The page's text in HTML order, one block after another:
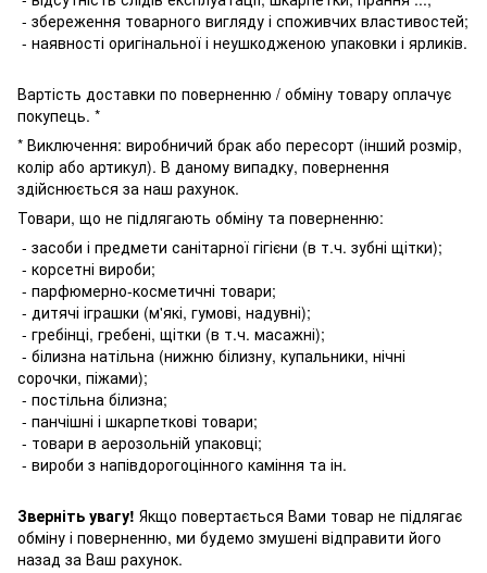
- збереження товарного вигляду і споживчих властивостей;
- наявності оригінальної і неушкодженою упаковки і ярликів.
Вартість доставки по поверненню / обміну товару оплачує
покупець. *
* Виключення: виробничий брак або пересорт (інший розмір,
колір або артикул). В даному випадку, повернення
здійснюється за наш рахунок.
Товари, що не підлягають обміну та поверненню:
- засоби і предмети санітарної гігієни (в т.ч. зубні щітки);
- корсетні вироби;
- парфюмерно-косметичні товари;
- дитячі іграшки (м'які, гумові, надувні);
- гребінці, гребені, щітки (в т.ч. масажні);
- білизна натільна (нижню білизну, купальники, нічні
сорочки, піжами);
- постільна білизна;
- панчішні і шкарпеткові товари;
- товари в аерозольній упаковці;
- вироби з напівдорогоцінного каміння та ін.
Зверніть увагу! Якщо повертається Вами товар не підлягає
обміну і поверненню, ми будемо змушені відправити його
назад за Ваш рахунок.